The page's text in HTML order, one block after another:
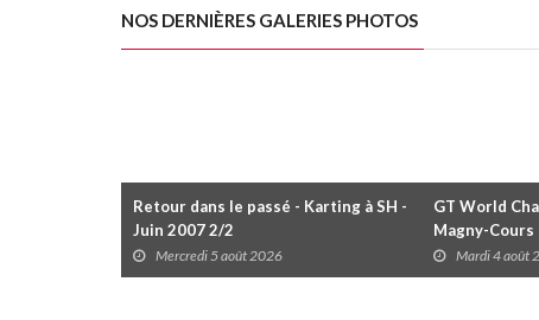
NOS DERNIÈRES GALERIES PHOTOS
Retour dans le passé - Karting à SH -
Juin 2007 2/2
Mercredi 5 août 2026
GT World
Magny-Cours
Mardi 4 août